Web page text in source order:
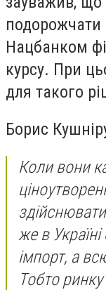
подорожчати
Нацбанком
курсу. При
для такого
Борис
Коли вони
же в
імпорт, а
Тобто